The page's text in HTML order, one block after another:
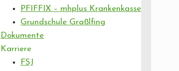
PFIFFIX – mhplus Krankenkasse
Grundschule Graßlfing
Dokumente
Karriere
FSJ